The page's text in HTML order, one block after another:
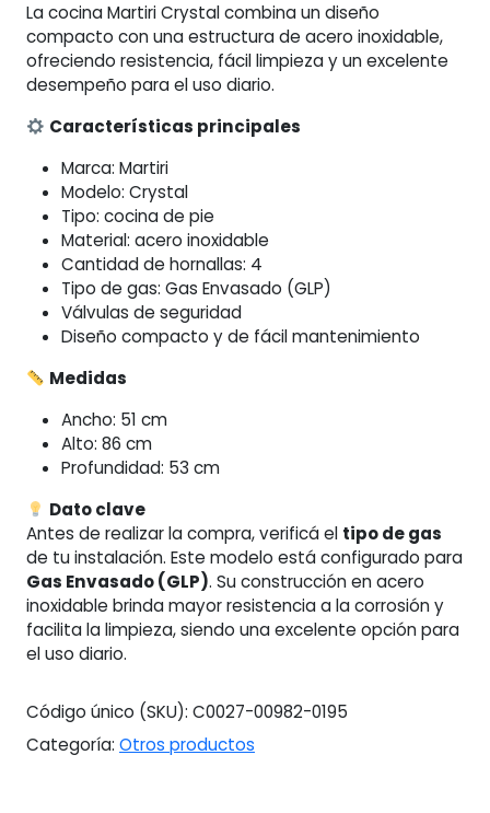
La cocina Martiri Crystal combina un diseño
compacto con una estructura de acero inoxidable,
ofreciendo resistencia, fácil limpieza y un excelente
desempeño para el uso diario.
Características principales
Marca: Martiri
Modelo: Crystal
Tipo: cocina de pie
Material: acero inoxidable
Cantidad de hornallas: 4
Tipo de gas: Gas Envasado (GLP)
Válvulas de seguridad
Diseño compacto y de fácil mantenimiento
Medidas
Ancho: 51 cm
Alto: 86 cm
Profundidad: 53 cm
Dato clave
Antes de realizar la compra, verificá el tipo de gas
de tu instalación. Este modelo está configurado para
Gas Envasado (GLP). Su construcción en acero
inoxidable brinda mayor resistencia a la corrosión y
facilita la limpieza, siendo una excelente opción para
el uso diario.
Código único (SKU): C0027-00982-0195
Categoría: Otros productos